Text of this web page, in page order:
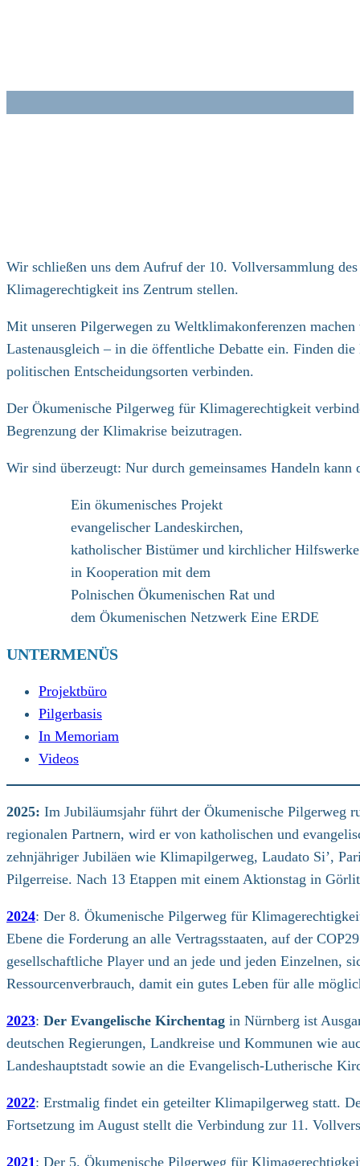
Wir schließen uns dem Aufruf der 10. Vollversammlung
Klimagerechtigkeit ins Zentrum stellen.
Mit unseren Pilgerwegen zu Weltklimakonferenzen
Lastenausgleich – in die öffentliche Debatte ein. Finden
politischen Entscheidungsorten verbinden.
Der Ökumenische Pilgerweg für Klimagerechtigkeit
Begrenzung der Klimakrise beizutragen.
Wir sind überzeugt: Nur durch gemeinsames Handeln
Ein ökumenisches Projekt
evangelischer Landeskirchen,
katholischer Bistümer und kirchlicher Hilfswerke
in Kooperation mit dem
Polnischen Ökumenischen Rat und
dem Ökumenischen Netzwerk Eine ERDE
UNTERMENÜS
Projektbüro
Pilgerbasis
In Memoriam
Videos
2025: Im Jubiläumsjahr führt der Ökumenische Pilgerweg
regionalen Partnern, wird er von katholischen und
zehnjähriger Jubiläen wie Klimapilgerweg, Laudato Si’,
Pilgerreise. Nach 13 Etappen mit einem Aktionstag in
2024: Der 8. Ökumenische Pilgerweg für
Ebene die Forderung an alle Vertragsstaaten, auf der
gesellschaftliche Player und an jede und jeden Einzelnen,
Ressourcenverbrauch, damit ein gutes Leben für alle
2023: Der Evangelische Kirchentag in Nürnberg ist
deutschen Regierungen, Landkreise und Kommunen wie
Landeshauptstadt sowie an die Evangelisch-Lutherische
2022: Erstmalig findet ein geteilter Klimapilgerweg statt.
Fortsetzung im August stellt die Verbindung zur 11.
2021: Der 5. Ökumenische Pilgerweg für